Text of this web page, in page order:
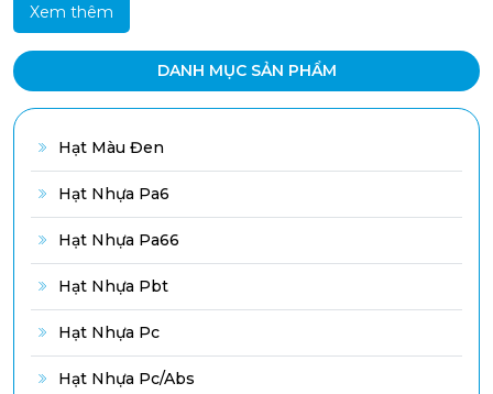
DANH MỤC SẢN PHẨM
Hạt Màu Đen
Hạt Nhựa Pa6
Hạt Nhựa Pa66
Hạt Nhựa Pbt
Hạt Nhựa Pc
Hạt Nhựa Pc/abs
Xem thêm